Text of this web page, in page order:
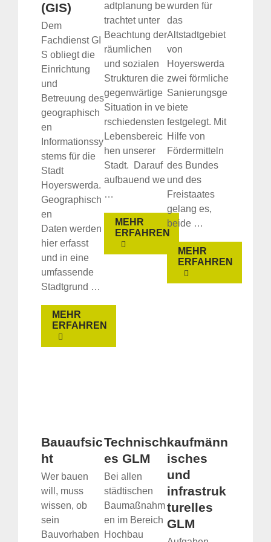
(GIS)
Dem
Fachdienst GI
S obliegt die
Einrichtung
und
Betreuung des
geographisch
en
Informationssy
stems für die
Stadt
Hoyerswerda.
Geographisch
en
Daten werden
hier erfasst
und in eine
umfassende
Stadtgrund …
MEHR
ERFAHREN
adtplanung be
trachtet unter
Beachtung der
räumlichen
und sozialen
Strukturen die
gegenwärtige
Situation in ve
rschiedensten
Lebensbereic
hen unserer
Stadt. Darauf
aufbauend we
…
MEHR
ERFAHREN
wurden für
das
Altstadtgebiet
von
Hoyerswerda
zwei förmliche
Sanierungsge
biete
festgelegt. Mit
Hilfe von
Fördermitteln
des Bundes
und des
Freistaates
gelang es,
beide …
MEHR
ERFAHREN
Bauaufsic
ht
Wer bauen
will, muss
wissen, ob
sein
Bauvorhaben
Technisch
es GLM
Bei allen
städtischen
Baumaßnahm
en im Bereich
Hochbau
kaufmänn
isches
und
infrastruk
turelles
GLM